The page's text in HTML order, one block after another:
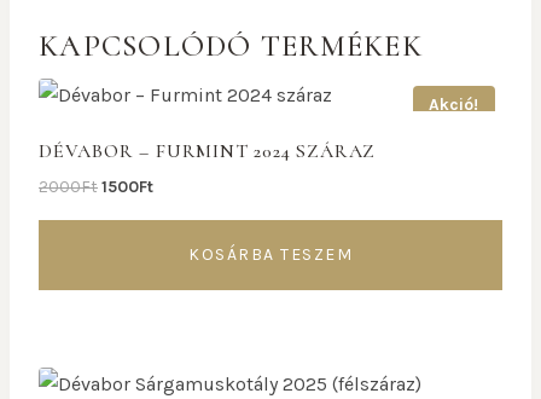
KAPCSOLÓDÓ TERMÉKEK
Akció!
DÉVABOR – FURMINT 2024 SZÁRAZ
2000Ft1500Ft
KOSÁRBA TESZEM